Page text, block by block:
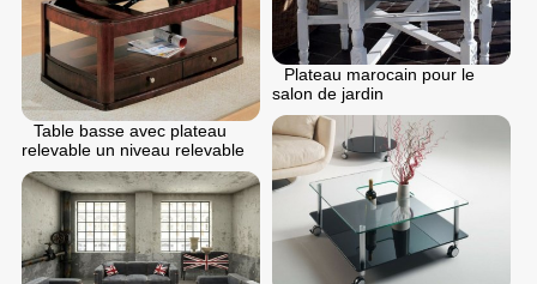
Plateau marocain pour le
salon de jardin
Table basse avec plateau
relevable un niveau relevable